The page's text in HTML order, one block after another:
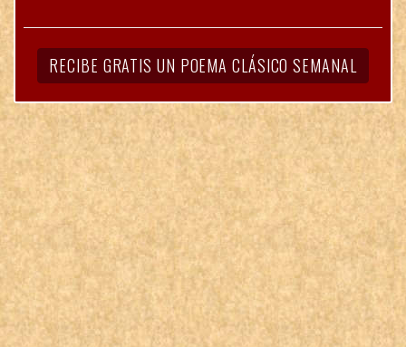
RECIBE GRATIS UN POEMA CLÁSICO SEMANAL